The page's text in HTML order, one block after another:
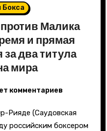
Бокса
Малика
и прямая
два титула
мира
комментариев
российским боксером